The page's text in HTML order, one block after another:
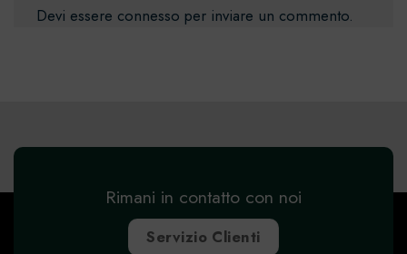
Devi essere connesso per inviare un commento.
Rimani in contatto con noi
Servizio Clienti